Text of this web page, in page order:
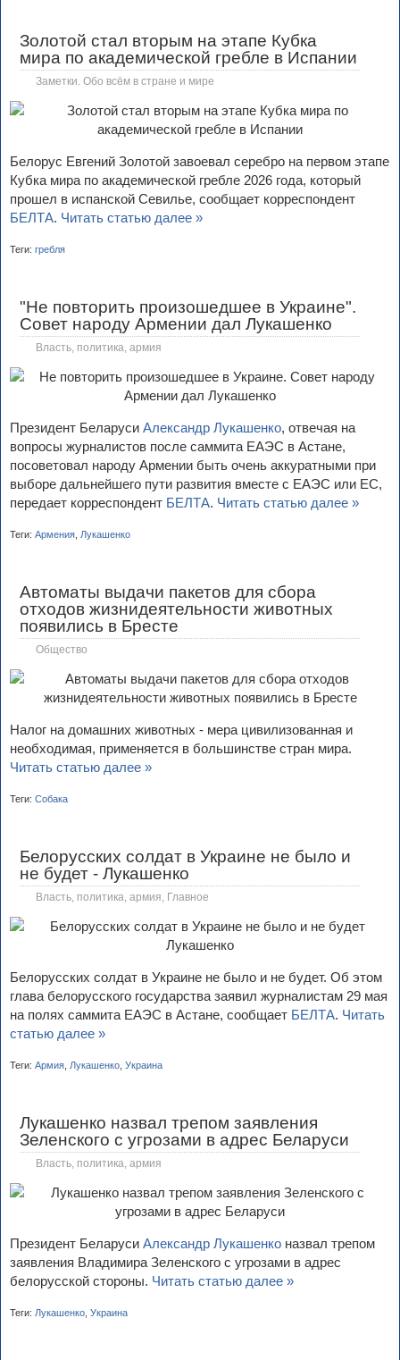
Золотой стал вторым на этапе Кубка
мира по академической гребле в Испании
Заметки. Обо всём в стране и мире
Белорус Евгений Золотой завоевал серебро на первом этапе
Кубка мира по академической гребле 2026 года, который
прошел в испанской Севилье, сообщает корреспондент
БЕЛТА. Читать статью далее »
Теги: гребля
"Не повторить произошедшее в Украине".
Совет народу Армении дал Лукашенко
Власть, политика, армия
Президент Беларуси Александр Лукашенко, отвечая на
вопросы журналистов после саммита ЕАЭС в Астане,
посоветовал народу Армении быть очень аккуратными при
выборе дальнейшего пути развития вместе с ЕАЭС или ЕС,
передает корреспондент БЕЛТА. Читать статью далее »
Теги: Армения Лукашенко
Автоматы выдачи пакетов для сбора
отходов жизнидеятельности животных
появились в Бресте
Общество
Налог на домашних животных - мера цивилизованная и
необходимая, применяется в большинстве стран мира.
Читать статью далее »
Теги: Собака
Белорусских солдат в Украине не было и
не будет - Лукашенко
Власть, политика, армия Главное
Белорусских солдат в Украине не было и не будет. Об этом
глава белорусского государства заявил журналистам 29 мая
на полях саммита ЕАЭС в Астане, сообщает БЕЛТА. Читать
статью далее »
Теги: Армия Лукашенко Украина
Лукашенко назвал трепом заявления
Зеленского с угрозами в адрес Беларуси
Власть, политика, армия
Президент Беларуси Александр Лукашенко назвал трепом
заявления Владимира Зеленского с угрозами в адрес
белорусской стороны. Читать статью далее »
Теги: Лукашенко Украина